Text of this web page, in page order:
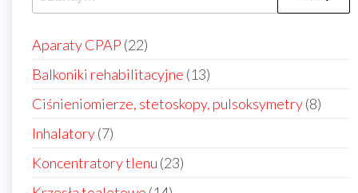
Aparaty CPAP 2222
produkty
Balkoniki rehabilitacyjne 1313
produktów
Ciśnieniomierze, stetoskopy, pulsoksymetry 88
Inhalatory 77
produktów
Koncentratory tlenu 2323